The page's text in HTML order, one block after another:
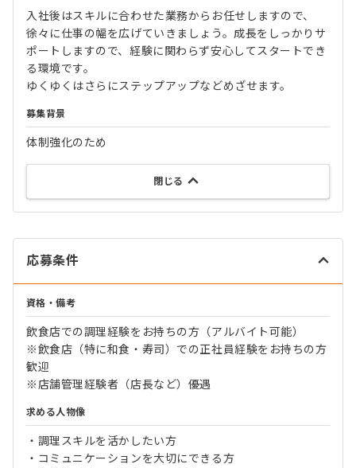
入社後はスキルに合わせた業務からお任せしますので、
徐々に仕事の幅を広げていきましょう。成長をしっかりサ
ポートしますので、経験に関わらず安心してスタートでき
る環境です。
ゆくゆくはさらにステップアップなどめざせます。
募集背景
体制強化のため
閉じる
応募条件
資格・備考
飲食店での調理経験をお持ちの方（アルバイト可能）
※飲食店（特に和食・寿司）での正社員経験をお持ちの方
歓迎
※店舗管理経験者（店長など）優遇
求める人物像
・調理スキルを活かしたい方
・コミュニケーションを大切にできる方